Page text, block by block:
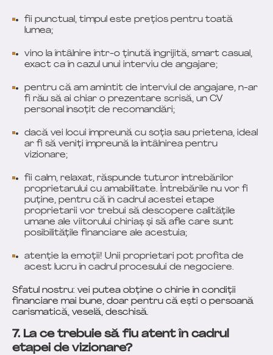
fii punctual, timpul este prețios pentru toată
lumea;
vino la întâlnire într-o ținută îngrijită, smart casual,
exact ca în cazul unui interviu de angajare;
pentru că am amintit de interviul de angajare, n-ar
fi rău să ai chiar o prezentare scrisă, un CV
personal însoțit de recomandări;
dacă vei locui împreună cu soția sau prietena, ideal
ar fi să veniți împreună la întâlnirea pentru
vizionare;
fii calm, relaxat, răspunde tuturor întrebărilor
proprietarului cu amabilitate. Întrebările nu vor fi
puține, pentru că în cadrul acestei etape
proprietarii vor trebui să descopere calitățile
umane ale viitorului chiriaș și să afle care sunt
posibilitățile financiare ale acestuia;
atenție la emoții! Unii proprietari pot profita de
acest lucru în cadrul procesului de negociere.
Sfatul nostru: vei putea obține o chirie în condiții
financiare mai bune, doar pentru că ești o persoană
carismatică, veselă, deschisă.
7. La ce trebuie să fiu atent în cadrul
etapei de vizionare?